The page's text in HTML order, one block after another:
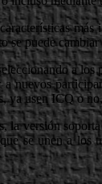
puede
a
nuevos
ya usen ICQ o
la versión
se unen a